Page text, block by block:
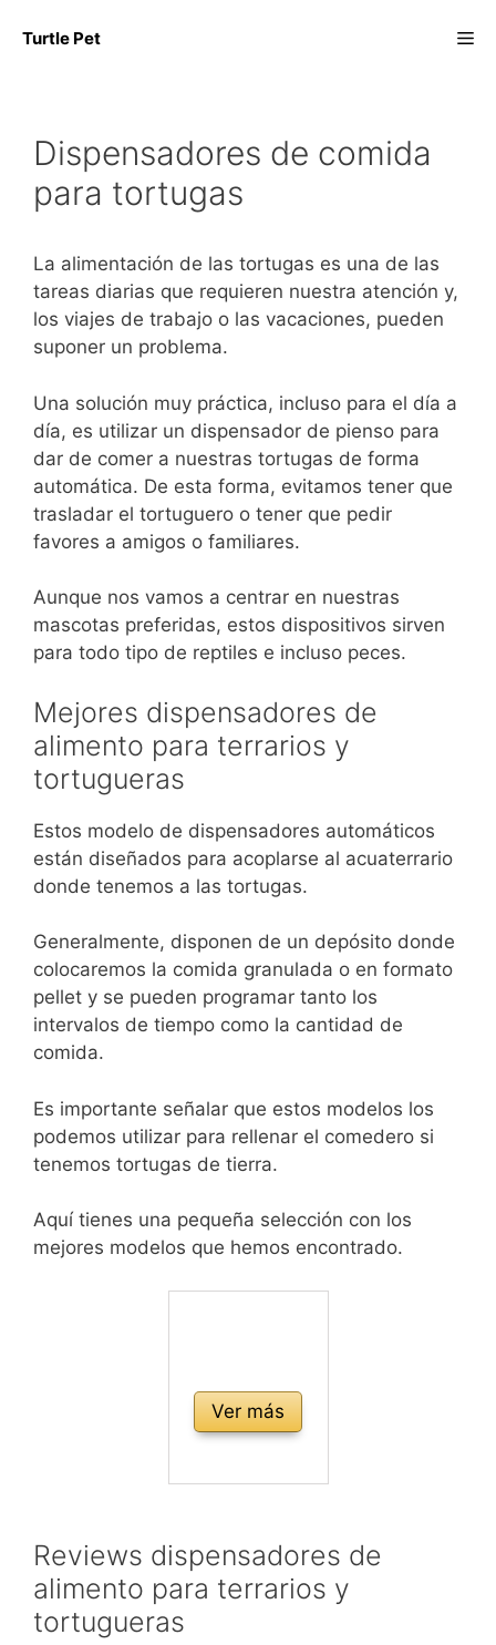
Turtle Pet
Dispensadores de comida
para tortugas
La alimentación de las tortugas es una de las
tareas diarias que requieren nuestra atención y,
los viajes de trabajo o las vacaciones, pueden
suponer un problema.
Una solución muy práctica, incluso para el día a
día, es utilizar un dispensador de pienso para
dar de comer a nuestras tortugas de forma
automática. De esta forma, evitamos tener que
trasladar el tortuguero o tener que pedir
favores a amigos o familiares.
Aunque nos vamos a centrar en nuestras
mascotas preferidas, estos dispositivos sirven
para todo tipo de reptiles e incluso peces.
Mejores dispensadores de
alimento para terrarios y
tortugueras
Estos modelo de dispensadores automáticos
están diseñados para acoplarse al acuaterrario
donde tenemos a las tortugas.
Generalmente, disponen de un depósito donde
colocaremos la comida granulada o en formato
pellet y se pueden programar tanto los
intervalos de tiempo como la cantidad de
comida.
Es importante señalar que estos modelos los
podemos utilizar para rellenar el comedero si
tenemos tortugas de tierra.
Aquí tienes una pequeña selección con los
mejores modelos que hemos encontrado.
Ver más
Reviews dispensadores de
alimento para terrarios y
tortugueras